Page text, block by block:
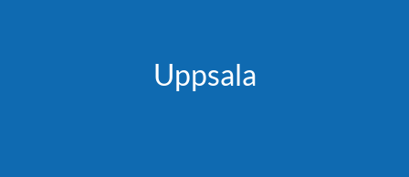
Uppsala